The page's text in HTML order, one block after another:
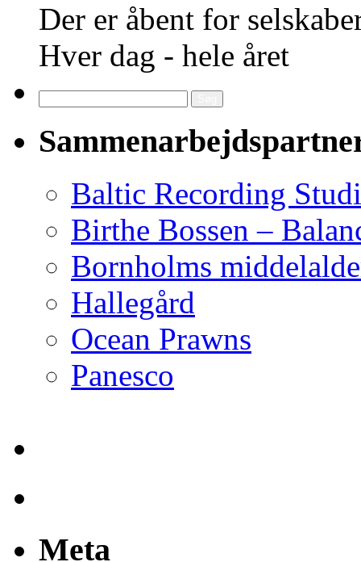
Der er åbent for
Hver dag - hele året
efter:
Baltic Recording
Birthe Bossen –
Bornholms
Hallegård
Ocean Prawns
Panesco
Meta